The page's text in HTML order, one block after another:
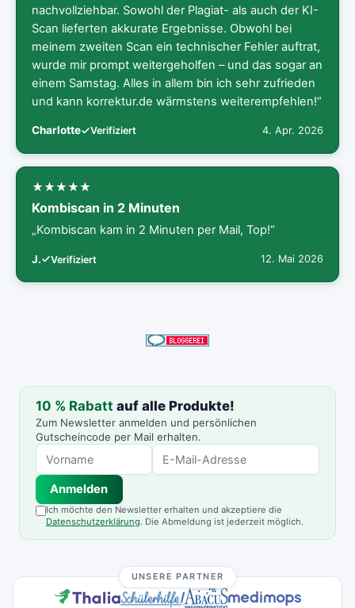
nachvollziehbar. Sowohl der Plagiat- als auch der KI-
Scan lieferten akkurate Ergebnisse. Obwohl bei
meinem zweiten Scan ein technischer Fehler auftrat,
wurde mir prompt weitergeholfen – und das sogar an
einem Samstag. Alles in allem bin ich sehr zufrieden
und kann korrektur.de wärmstens weiterempfehlen!“
Charlotte Verifiziert 4. Apr. 2026
Kombiscan in 2 Minuten
„Kombiscan kam in 2 Minuten per Mail, Top!“
J. Verifiziert 12. Mai 2026
10 % Rabatt auf alle Produkte!
Zum Newsletter anmelden und persönlichen
Gutscheincode per Mail erhalten.
Anmelden
Ich möchte den Newsletter erhalten und akzeptiere die
Datenschutzerklärung. Die Abmeldung ist jederzeit möglich.
UNSERE PARTNER